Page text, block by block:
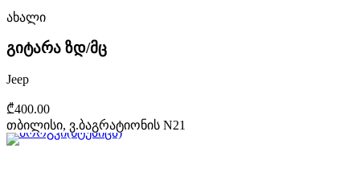
ახალი
გიტარა ზდ/მც
Jeep
₾400.00
თბილისი, ვ.ბაგრატიონის N21